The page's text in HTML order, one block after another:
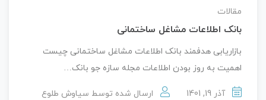
مقالات
بانک اطلاعات مشاغل ساختمانی
بازاریابی هدفمند بانک اطلاعات مشاغل ساختمانی چیست
اهمیت به روز بودن اطلاعات مجله سازه جو بانک…
آذر 19, 1401 ارسال شده توسط سیاوش طلوع